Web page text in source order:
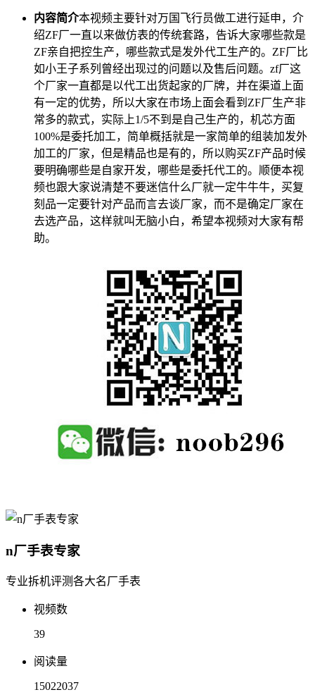
内容简介本视频主要针对万国飞行员做工进行延申，介
绍ZF厂一直以来做仿表的传统套路，告诉大家哪些款是
ZF亲自把控生产，哪些款式是发外代工生产的。ZF厂比
如小王子系列曾经出现过的问题以及售后问题。zf厂这
个厂家一直都是以代工出货起家的厂牌，并在渠道上面
有一定的优势，所以大家在市场上面会看到ZF厂生产非
常多的款式，实际上1/5不到是自己生产的，机芯方面
100%是委托加工，简单概括就是一家简单的组装加发外
加工的厂家，但是精品也是有的，所以购买ZF产品时候
要明确哪些是自家开发，哪些是委托代工的。顺便本视
频也跟大家说清楚不要迷信什么厂就一定牛牛牛，买复
刻品一定要针对产品而言去谈厂家，而不是确定厂家在
去选产品，这样就叫无脑小白，希望本视频对大家有帮
助。
n厂手表专家
专业拆机评测各大名厂手表
视频数
39
阅读量
15022037